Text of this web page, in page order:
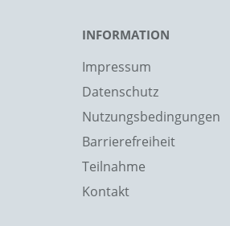
INFORMATION
Impressum
Datenschutz
Nutzungsbedingungen
Barrierefreiheit
Teilnahme
Kontakt